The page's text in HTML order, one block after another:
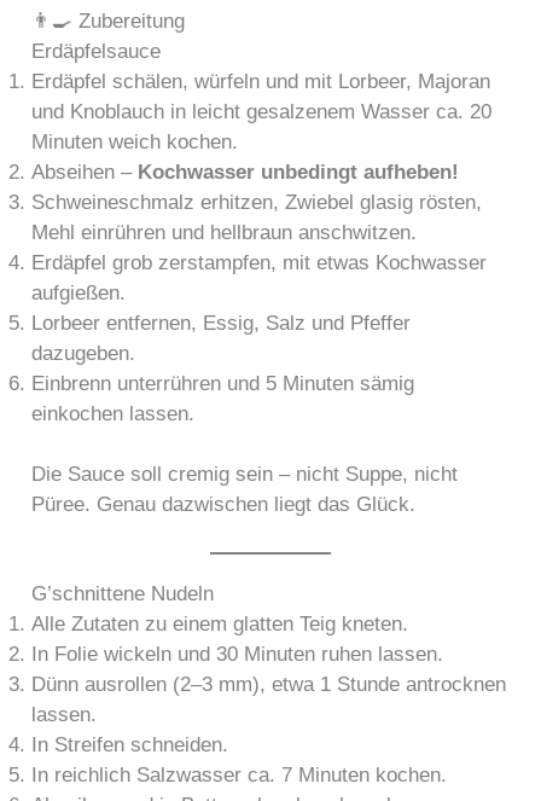
👨‍🍳 Zubereitung
Erdäpfelsauce
Erdäpfel schälen, würfeln und mit Lorbeer, Majoran
und Knoblauch in leicht gesalzenem Wasser ca. 20
Minuten weich kochen.
Abseihen – Kochwasser unbedingt aufheben!
Schweineschmalz erhitzen, Zwiebel glasig rösten,
Mehl einrühren und hellbraun anschwitzen.
Erdäpfel grob zerstampfen, mit etwas Kochwasser
aufgießen.
Lorbeer entfernen, Essig, Salz und Pfeffer
dazugeben.
Einbrenn unterrühren und 5 Minuten sämig
einkochen lassen.
Die Sauce soll cremig sein – nicht Suppe, nicht
Püree. Genau dazwischen liegt das Glück.
G’schnittene Nudeln
Alle Zutaten zu einem glatten Teig kneten.
In Folie wickeln und 30 Minuten ruhen lassen.
Dünn ausrollen (2–3 mm), etwa 1 Stunde antrocknen
lassen.
In Streifen schneiden.
In reichlich Salzwasser ca. 7 Minuten kochen.